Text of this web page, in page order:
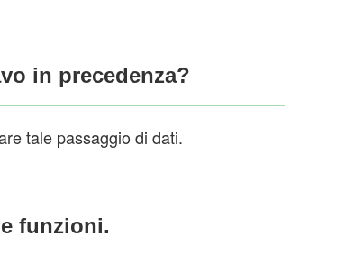
in precedenza?
tale passaggio di dati.
funzioni.